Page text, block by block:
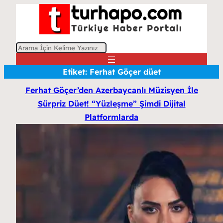
A
Etiket: Ferhat Göçer düet
Ferhat Göçer’den Azerbaycanlı Müzisyen İle
Sürpriz Düet! “Yüzleşme” Şimdi Dijital
Platformlarda